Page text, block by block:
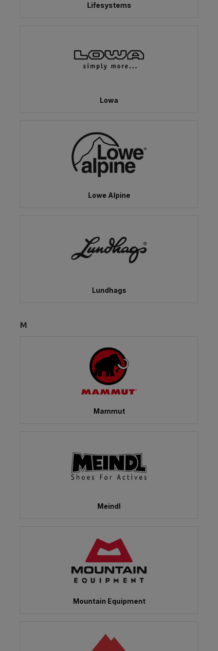
Lifesystems
Lowa
Lowe Alpine
Lundhags
M
Mammut
Meindl
Mountain Equipment